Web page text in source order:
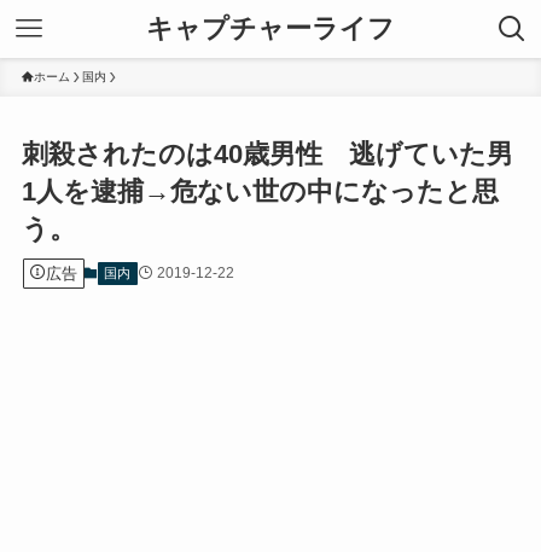
キャプチャーライフ
ホーム 国内
刺殺されたのは40歳男性 逃げていた男
1人を逮捕→危ない世の中になったと思
う。
広告 国内 2019-12-22